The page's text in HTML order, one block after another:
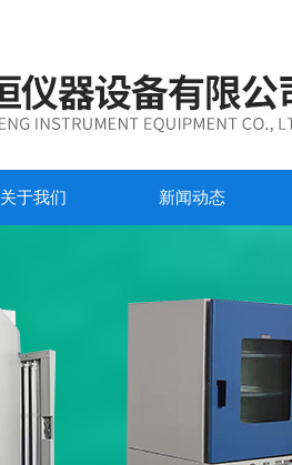
关于我们 新闻动态